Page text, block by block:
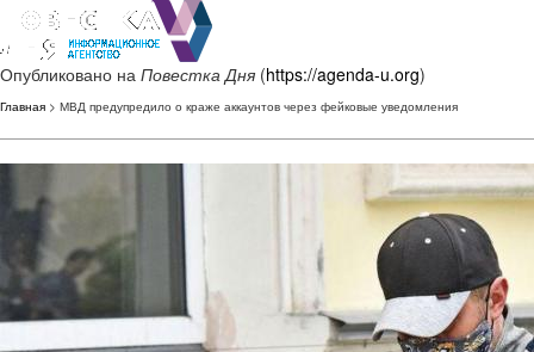
Опубликовано на Повестка Дня (https://agenda-u.org)
Главная > МВД предупредило о краже аккаунтов через фейковые уведомления